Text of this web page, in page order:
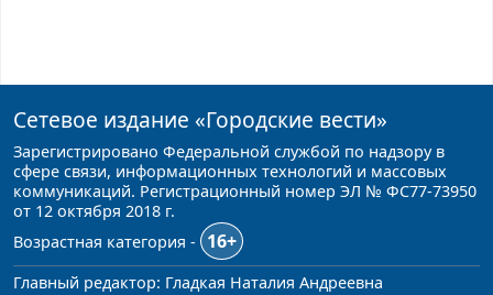
Сетевое издание «Городские вести»
Зарегистрировано Федеральной службой по надзору в
сфере связи, информационных технологий и массовых
коммуникаций. Регистрационный номер ЭЛ № ФС77-73950
от 12 октября 2018 г.
Возрастная категория -
16+
Главный редактор: Гладкая Наталия Андреевна